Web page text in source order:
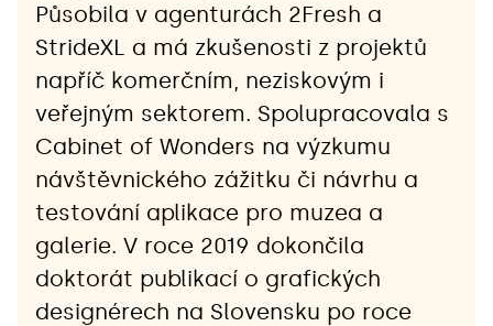
Působila v agenturách 2Fresh a
StrideXL a má zkušenosti z projektů
napříč komerčním, neziskovým i
veřejným sektorem. Spolupracovala s
Cabinet of Wonders na výzkumu
návštěvnického zážitku či návrhu a
testování aplikace pro muzea a
galerie. V roce 2019 dokončila
doktorát publikací o grafických
designérech na Slovensku po roce